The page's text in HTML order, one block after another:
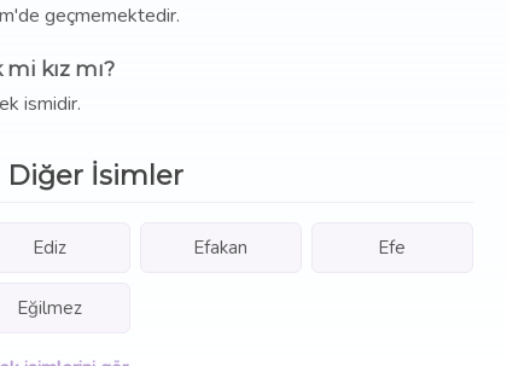
geçmemektedir.
kız mı?
ismidir.
Diğer İsimler
Ediz Efakan Efe
Eğilmez